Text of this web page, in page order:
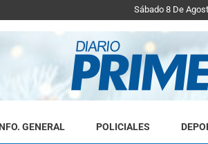
Sábado 8 De
GENERAL POLICIALES